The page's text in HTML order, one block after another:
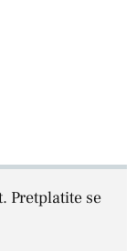
Pretplatite se